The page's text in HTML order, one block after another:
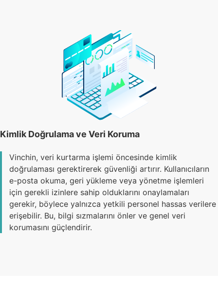
Kimlik Doğrulama ve Veri Koruma
Vinchin, veri kurtarma işlemi öncesinde kimlik
doğrulaması gerektirerek güvenliği artırır. Kullanıcıların
e-posta okuma, geri yükleme veya yönetme işlemleri
için gerekli izinlere sahip olduklarını onaylamaları
gerekir, böylece yalnızca yetkili personel hassas verilere
erişebilir. Bu, bilgi sızmalarını önler ve genel veri
korumasını güçlendirir.